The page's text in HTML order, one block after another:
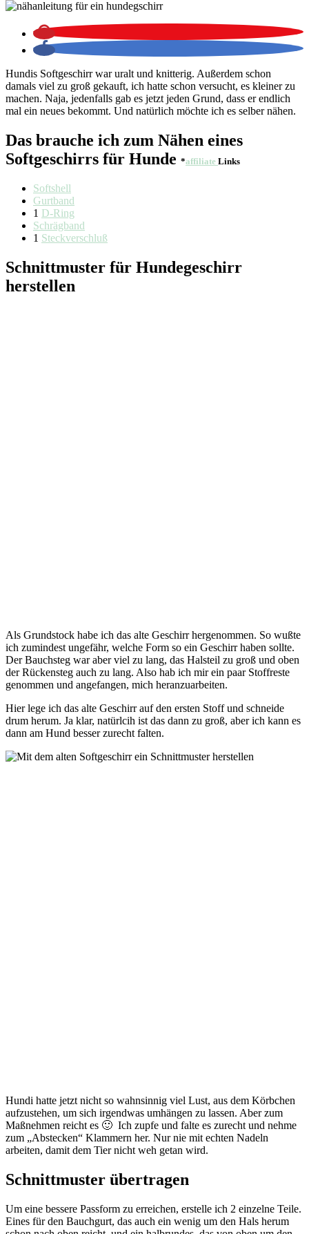
Hundis Softgeschirr war uralt und knitterig. Außerdem schon
damals viel zu groß gekauft, ich hatte schon versucht, es kleiner zu
machen. Naja, jedenfalls gab es jetzt jeden Grund, dass er endlich
mal ein neues bekommt. Und natürlich möchte ich es selber nähen.
Das brauche ich zum Nähen eines
Softgeschirrs für Hunde *affiliate Links
Softshell
Gurtband
1 D-Ring
Schrägband
1 Steckverschluß
Schnittmuster für Hundegeschirr
herstellen
Als Grundstock habe ich das alte Geschirr hergenommen. So wußte
ich zumindest ungefähr, welche Form so ein Geschirr haben sollte.
Der Bauchsteg war aber viel zu lang, das Halsteil zu groß und oben
der Rückensteg auch zu lang. Also hab ich mir ein paar Stoffreste
genommen und angefangen, mich heranzuarbeiten.
Hier lege ich das alte Geschirr auf den ersten Stoff und schneide
drum herum. Ja klar, natürlcih ist das dann zu groß, aber ich kann es
dann am Hund besser zurecht falten.
Hundi hatte jetzt nicht so wahnsinnig viel Lust, aus dem Körbchen
aufzustehen, um sich irgendwas umhängen zu lassen. Aber zum
Maßnehmen reicht es 🙂 Ich zupfe und falte es zurecht und nehme
zum „Abstecken“ Klammern her. Nur nie mit echten Nadeln
arbeiten, damit dem Tier nicht weh getan wird.
Schnittmuster übertragen
Um eine bessere Passform zu erreichen, erstelle ich 2 einzelne Teile.
Eines für den Bauchgurt, das auch ein wenig um den Hals herum